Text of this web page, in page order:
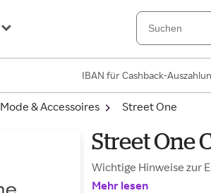
IBAN für Cashback-
Mode & Accessoires Street One
Street One
Wichtige Hinweise zur
Mehr lesen